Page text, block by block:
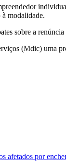
modalidade.
sobre a
(Mdic) uma
afetados por